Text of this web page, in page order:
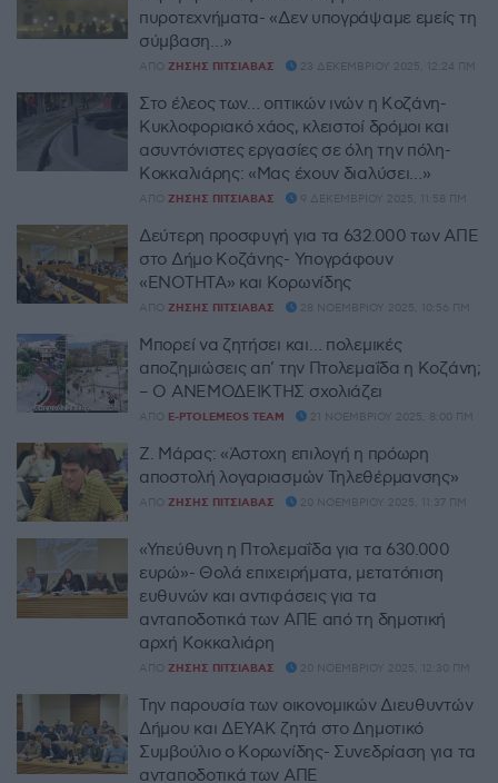
πυροτεχνήματα- «Δεν υπογράψαμε εμείς τη
σύμβαση…»
ΑΠΌ ΖΉΣΗΣ ΠΙΤΣΙΆΒΑΣ 23 ΔΕΚΕΜΒΡΊΟΥ 2025, 12:24 ΠΜ
Στο έλεος των… οπτικών ινών η Κοζάνη-
Κυκλοφοριακό χάος, κλειστοί δρόμοι και
ασυντόνιστες εργασίες σε όλη την πόλη-
Κοκκαλιάρης: «Μας έχουν διαλύσει…»
ΑΠΌ ΖΉΣΗΣ ΠΙΤΣΙΆΒΑΣ 9 ΔΕΚΕΜΒΡΊΟΥ 2025, 11:58 ΠΜ
Δεύτερη προσφυγή για τα 632.000 των ΑΠΕ
στο Δήμο Κοζάνης- Υπογράφουν
«ΕΝΟΤΗΤΑ» και Κορωνίδης
ΑΠΌ ΖΉΣΗΣ ΠΙΤΣΙΆΒΑΣ 28 ΝΟΕΜΒΡΊΟΥ 2025, 10:56 ΠΜ
Μπορεί να ζητήσει και… πολεμικές
αποζημιώσεις απ’ την Πτολεμαΐδα η Κοζάνη;
– Ο ΑΝΕΜΟΔΕΙΚΤΗΣ σχολιάζει
ΑΠΌ E-PTOLEMEOS TEAM 21 ΝΟΕΜΒΡΊΟΥ 2025, 8:00 ΠΜ
Ζ. Μάρας: «Άστοχη επιλογή η πρόωρη
αποστολή λογαριασμών Τηλεθέρμανσης»
ΑΠΌ ΖΉΣΗΣ ΠΙΤΣΙΆΒΑΣ 20 ΝΟΕΜΒΡΊΟΥ 2025, 11:37 ΠΜ
«Υπεύθυνη η Πτολεμαΐδα για τα 630.000
ευρώ»- Θολά επιχειρήματα, μετατόπιση
ευθυνών και αντιφάσεις για τα
ανταποδοτικά των ΑΠΕ από τη δημοτική
αρχή Κοκκαλιάρη
ΑΠΌ ΖΉΣΗΣ ΠΙΤΣΙΆΒΑΣ 20 ΝΟΕΜΒΡΊΟΥ 2025, 12:30 ΠΜ
Την παρουσία των οικονομικών Διευθυντών
Δήμου και ΔΕΥΑΚ ζητά στο Δημοτικό
Συμβούλιο ο Κορωνίδης- Συνεδρίαση για τα
ανταποδοτικά των ΑΠΕ